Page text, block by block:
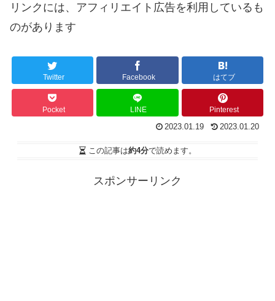
リンクには、アフィリエイト広告を利用しているも
のがあります
Twitter Facebook はてブ
Pocket LINE Pinterest
2023.01.19 2023.01.20
この記事は約4分で読めます。
スポンサーリンク